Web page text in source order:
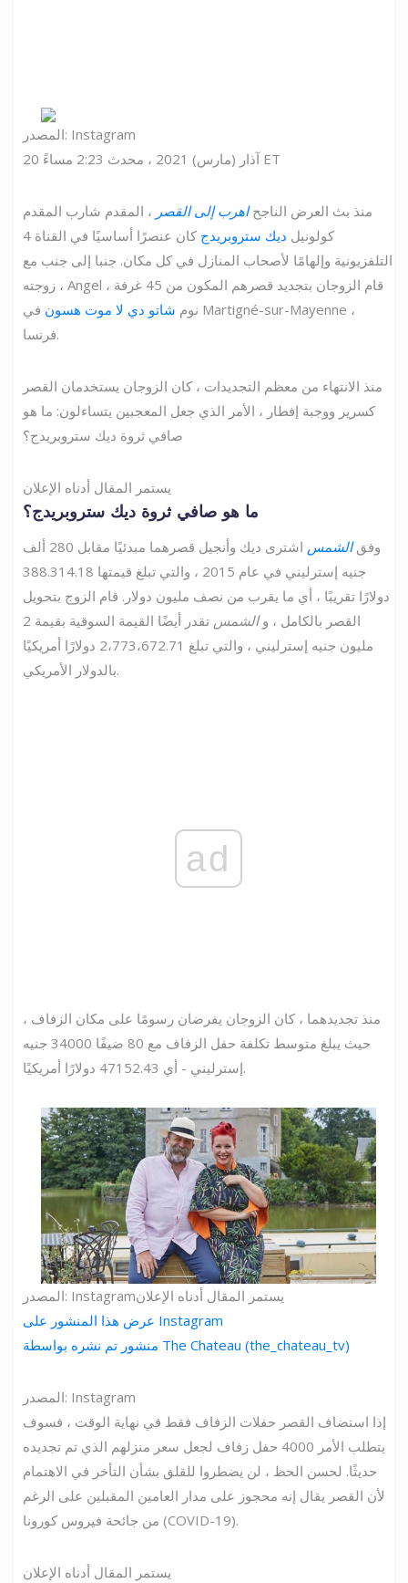
المصدر: Instagram
20 آذار (مارس) 2021 ، محدث 2:23 مساءً ET
منذ بث العرض الناجحاهرب إلى القصر ، المقدم شارب المقدم
كولونيل ديك ستروبريدج
كان عنصرًا أساسيًا في القناة 4
التلفزيونية وإلهامًا لأصحاب المنازل في كل مكان. جنبا إلى جنب مع
زوجته ، Angel ، قام الزوجان بتجديد قصرهم المكون من 45 غرفة
نوم شاتو دي لا موت هسون في Martigné-sur-Mayenne ،
فرنسا.
منذ الانتهاء من معظم التجديدات ، كان الزوجان يستخدمان القصر
كسرير ووجبة إفطار ، الأمر الذي جعل المعجبين يتساءلون: ما هو
صافي ثروة ديك ستروبريدج؟
يستمر المقال أدناه الإعلان
ما هو صافي ثروة ديك ستروبريدج؟
وفقالشمس
اشترى ديك وأنجيل قصرهما مبدئيًا مقابل 280 ألف
جنيه إسترليني في عام 2015 ، والتي تبلغ قيمتها 388.314.18
دولارًا تقريبًا ، أي ما يقرب من نصف مليون دولار. قام الزوج بتحويل
القصر بالكامل ، والشمس
تقدر أيضًا القيمة السوقية بقيمة 2
مليون جنيه إسترليني ، والتي تبلغ 2،773،672.71 دولارًا أمريكيًا
بالدولار الأمريكي.
ad
منذ تجديدهما ، كان الزوجان يفرضان رسومًا على مكان الزفاف ،
حيث يبلغ متوسط ​​تكلفة حفل الزفاف مع 80 ضيفًا 34000 جنيه
إسترليني - أي 47152.43 دولارًا أمريكيًا.
المصدر: Instagramيستمر المقال أدناه الإعلان
عرض هذا المنشور على Instagram
منشور تم نشره بواسطة The Chateau (the_chateau_tv)
المصدر: Instagram
إذا استضاف القصر حفلات الزفاف فقط في نهاية الوقت ، فسوف
يتطلب الأمر 4000 حفل زفاف لجعل سعر منزلهم الذي تم تجديده
حديثًا. لحسن الحظ ، لن يضطروا للقلق بشأن التأخر في الاهتمام
لأن القصر يقال إنه محجوز على مدار العامين المقبلين على الرغم
من جائحة فيروس كورونا (COVID-19).
يستمر المقال أدناه الإعلان